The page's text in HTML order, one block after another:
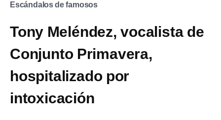
Escándalos de famosos
Tony Meléndez, vocalista de
Conjunto Primavera,
hospitalizado por
intoxicación